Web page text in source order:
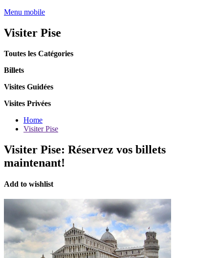
Menu mobile
Visiter Pise
Toutes les Catégories
Billets
Visites Guidées
Visites Privées
Home
Visiter Pise
Visiter Pise: Réservez vos billets
maintenant!
Add to wishlist